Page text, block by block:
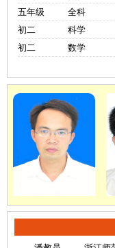
五年级
全科
初二
科学
初二
数学
陆教员
编号:200113
学历身份:湖北大学
查看此教员简历
进入教员照片库